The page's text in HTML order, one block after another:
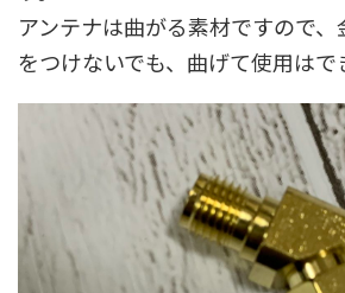
アンテナは曲がる素材ですので
をつけないでも、曲げて使用は